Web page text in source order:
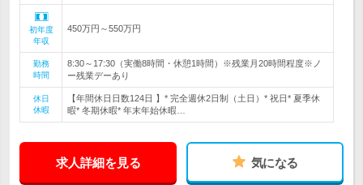
初年度
年収
450万円～550万円
勤務
時間
8:30～17:30（実働8時間・休憩1時間）※残業月20時間程度※ノ
ー残業デーあり
休日
休暇
【年間休日日数124日 】* 完全週休2日制（土日）* 祝日* 夏季休
暇* 冬期休暇* 年末年始休暇…
求人詳細を見る 気になる